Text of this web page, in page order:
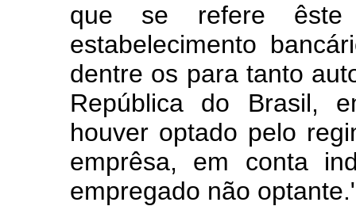
que se refere êste
estabelecimento
dentre os para tanto
República do Brasil,
houver optado pelo
emprêsa, em conta
empregado não